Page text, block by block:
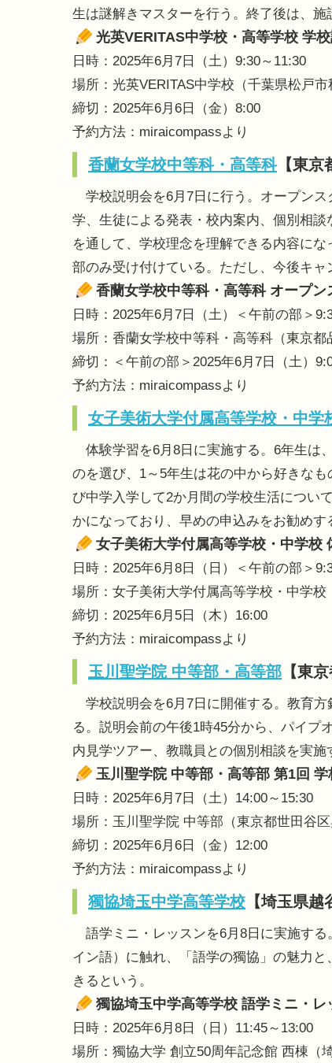
生は謎解きマスターを行う。終了後は、施
光英VERITAS中学校・高等学校 学
日時：2025年6月7日（土）9:30～11:30
場所：光英VERITAS中学校（千葉県松戸市
締切：2025年6月6日（金）8:00
予約方法：miraicompassより
香蘭女学校中等科・高等科【東京
学校説明会を6月7日に行う。オープン
学、生徒による発表・校内案内、個別相
を通して、学校理念を理解できる内容に
部のみ受け付けている。ただし、今後キャ
香蘭女学校中等科・高等科 オープン
日時：2025年6月7日（土）＜午前の部＞
場所：香蘭女学校中等科・高等科（東京都
締切：＜午前の部＞2025年6月7日（土）
予約方法：miraicompassより
女子美術大学付属高等学校・中学
体験学習を6月8日に実施する。6年生は
のを選び、1～5年生は花の中から好きな
び中学入学して2か月間の学校生活につい
かになっており、早めの申込みをお勧めす
女子美術大学付属高等学校・中学校
日時：2025年6月8日（日）＜午前の部
場所：女子美術大学付属高等学校・中学校
締切：2025年6月5日（木）16:00
予約方法：miraicompassより
玉川聖学院 中等部・高等部 【東
学校説明会を6月7日に開催する。教育方
る。説明会前の午後1時45分から、パイプ
内見学ツアー、教職員との個別相談を実施
玉川聖学院 中等部・高等部 第1回 学
日時：2025年6月7日（土）14:00～15:30
場所：玉川聖学院 中等部（東京都世田谷区
締切：2025年6月6日（金）12:00
予約方法：miraicompassより
獨協埼玉中学高等学校 【埼玉県越
語学ミニ・レッスンを6月8日に実施す
イン語）に触れ、「語学の獨協」の魅力
きるという。
獨協埼玉中学高等学校 語学ミニ・
日時：2025年6月8日（日）11:45～13:00
場所：獨協大学 創立50周年記念館 西棟（